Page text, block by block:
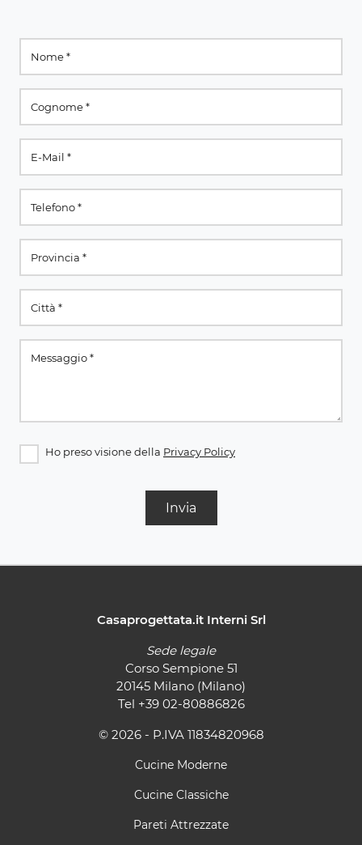
Ho preso visione della Privacy Policy
Invia
Casaprogettata.it Interni Srl
Sede legale
Corso Sempione 51
20145 Milano (Milano)
Tel +39 02-80886826
© 2026 - P.IVA 11834820968
Cucine Moderne
Cucine Classiche
Pareti Attrezzate